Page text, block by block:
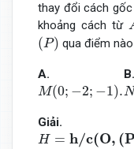
thay đổi cách
khoảng cách từ
(P)
(P) qua điểm
A.
M(0; −2; −1).
M(0;− ;− .
B.
N
N
H = h/c(O, (P
H= c O (P)) ⇒O